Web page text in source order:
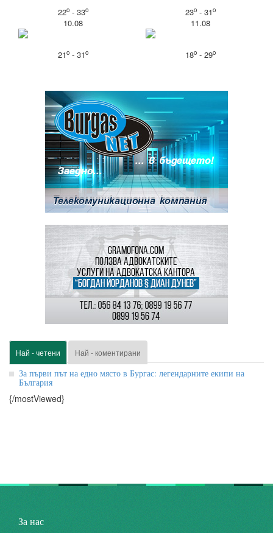
22o- 33o 23o- 31o
10.08
21o- 31o
11.08
18o- 29o
Най - четени Най - коментирани
За първи път на едно място в Бургас: легендарните екипи на
България
{/mostViewed}
За нас